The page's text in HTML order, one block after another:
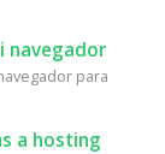
navegador
para
a hosting